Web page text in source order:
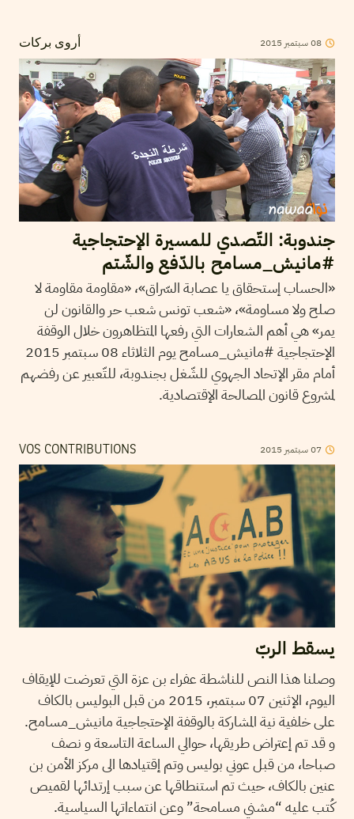
أروى بركات 08سبتمبر 2015
جندوبة: التّصدي للمسيرة الإحتجاجية
#مانيش_مسامح بالدّفع والشّتم
«الحساب إستحقاق يا عصابة السّراق»، «مقاومة مقاومة لا
صلح ولا مساومة»، «شعب تونس شعب حر والقانون لن
يمر» هي أهم الشعارات التي رفعها المتظاهرون خلال الوقفة
الإحتجاجية #مانيش_مسامح يوم الثلاثاء 08 سبتمبر 2015
أمام مقر الإتحاد الجهوي للشّغل بجندوبة، للتّعبير عن رفضهم
لمشروع قانون المصالحة الإقتصادية.
VOS CONTRIBUTIONS 07سبتمبر 2015
يسقط الربّ
وصلنا هذا النص للناشطة عفراء بن عزة التي تعرضت للإيقاف
اليوم، الإثنين 07 سبتمبر، 2015 من قبل البوليس بالكاف
على خلفية نية المشاركة بالوقفة الإحتجاجية مانيش_مسامح.
و قد تم إعتراض طريقها، حوالي الساعة التاسعة و نصف
صباحا، من قبل عوني بوليس وتم إقتيادها الى مركز الأمن بن
عنين بالكاف، حيث تم استنطاقها عن سبب إرتدائها لقميص
كُتب عليه “مشني مسامحة” وعن انتماءاتها السياسية.